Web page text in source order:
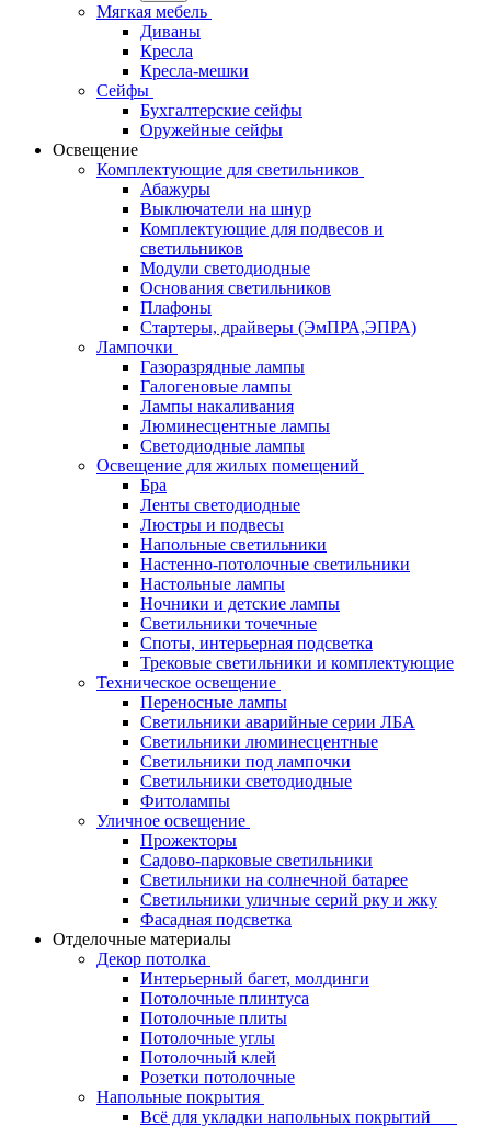
Мягкая мебель
Диваны
Кресла
Кресла-мешки
Сейфы
Бухгалтерские сейфы
Оружейные сейфы
Освещение
Комплектующие для светильников
Абажуры
Выключатели на шнур
Комплектующие для подвесов и
светильников
Модули светодиодные
Основания светильников
Плафоны
Стартеры, драйверы (ЭмПРА,ЭПРА)
Лампочки
Газоразрядные лампы
Галогеновые лампы
Лампы накаливания
Люминесцентные лампы
Светодиодные лампы
Освещение для жилых помещений
Бра
Ленты светодиодные
Люстры и подвесы
Напольные светильники
Настенно-потолочные светильники
Настольные лампы
Ночники и детские лампы
Светильники точечные
Споты, интерьерная подсветка
Трековые светильники и комплектующие
Техническое освещение
Переносные лампы
Светильники аварийные серии ЛБА
Светильники люминесцентные
Светильники под лампочки
Светильники светодиодные
Фитолампы
Уличное освещение
Прожекторы
Садово-парковые светильники
Светильники на солнечной батарее
Светильники уличные серий рку и жку
Фасадная подсветка
Отделочные материалы
Декор потолка
Интерьерный багет, молдинги
Потолочные плинтуса
Потолочные плиты
Потолочные углы
Потолочный клей
Розетки потолочные
Напольные покрытия
Всё для укладки напольных покрытий